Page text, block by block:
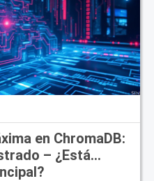
en ChromaDB:
– ¿Está